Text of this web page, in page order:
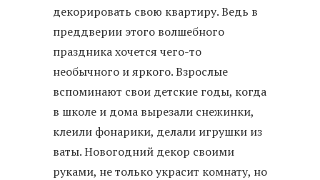
декорировать свою квартиру. Ведь в
преддверии этого волшебного
праздника хочется чего-то
необычного и яркого. Взрослые
вспоминают свои детские годы, когда
в школе и дома вырезали снежинки,
клеили фонарики, делали игрушки из
ваты. Новогодний декор своими
руками, не только украсит комнату, но